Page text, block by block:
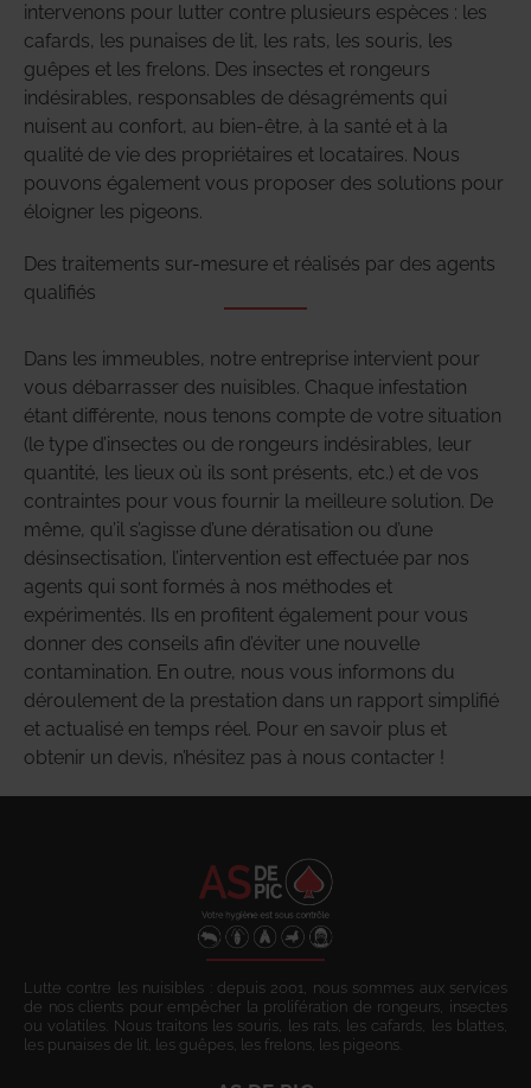
intervenons pour lutter contre plusieurs espèces : les
cafards, les punaises de lit, les rats, les souris, les
guêpes et les frelons. Des insectes et rongeurs
indésirables, responsables de désagréments qui
nuisent au confort, au bien-être, à la santé et à la
qualité de vie des propriétaires et locataires. Nous
pouvons également vous proposer des solutions pour
éloigner les pigeons.
Des traitements sur-mesure et réalisés par des agents
qualifiés
Dans les immeubles, notre entreprise intervient pour
vous débarrasser des nuisibles. Chaque infestation
étant différente, nous tenons compte de votre situation
(le type d’insectes ou de rongeurs indésirables, leur
quantité, les lieux où ils sont présents, etc.) et de vos
contraintes pour vous fournir la meilleure solution. De
même, qu’il s’agisse d’une dératisation ou d’une
désinsectisation, l’intervention est effectuée par nos
agents qui sont formés à nos méthodes et
expérimentés. Ils en profitent également pour vous
donner des conseils afin d’éviter une nouvelle
contamination. En outre, nous vous informons du
déroulement de la prestation dans un rapport simplifié
et actualisé en temps réel. Pour en savoir plus et
obtenir un devis, n’hésitez pas à nous contacter !
Lutte contre les nuisibles : depuis 2001, nous sommes aux services
de nos clients pour empêcher la prolifération de rongeurs, insectes
ou volatiles. Nous traitons les souris, les rats, les cafards, les blattes,
les punaises de lit, les guêpes, les frelons, les pigeons.